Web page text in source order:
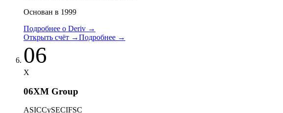
Основан в 1999
Подробнее о Deriv →
Открыть счёт →Подробнее →
06
X
06XM Group
ASICCySECIFSC